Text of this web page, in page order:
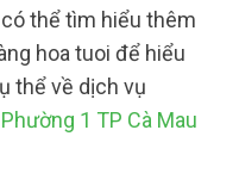
thể tìm hiểu thêm
hoa tuoi để hiểu
thể về dịch vụ
1 TP Cà Mau